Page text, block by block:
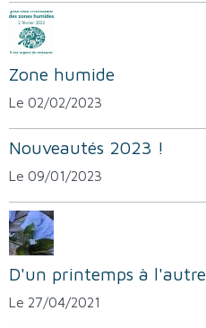
Zone humide
Le 02/02/2023
Nouveautés 2023 !
Le 09/01/2023
D'un printemps à l'autre
Le 27/04/2021